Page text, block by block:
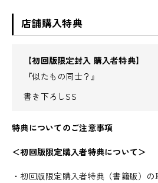
店舗購入特典
【初回版限定封入 購入者特典】
『似たもの同士？』
書き下ろしSS
特典についてのご注意事項
＜初回版限定購入者特典について＞
・初回版限定購入者特典（書籍版）